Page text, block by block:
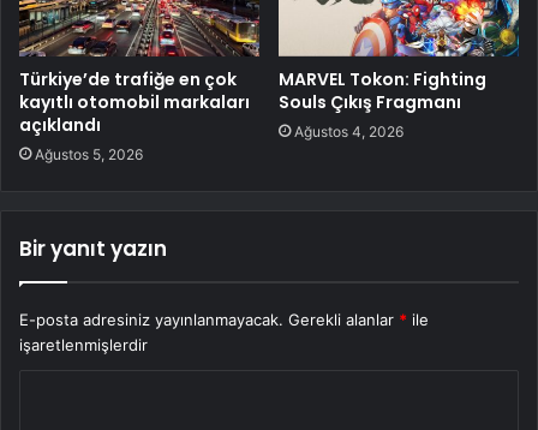
Türkiye’de trafiğe en çok
kayıtlı otomobil markaları
açıklandı
Ağustos 5, 2026
MARVEL Tokon: Fighting
Souls Çıkış Fragmanı
Ağustos 4, 2026
Bir yanıt yazın
E-posta adresiniz yayınlanmayacak. Gerekli alanlar * ile
işaretlenmişlerdir